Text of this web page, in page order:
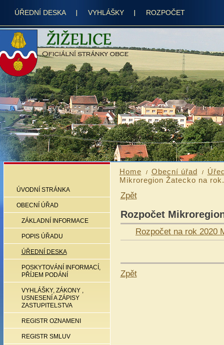
ÚŘEDNÍ DESKA VYHLÁŠKY ROZPOČET
ÚVODNÍ STRÁNKA
OBECNÍ ÚŘAD
ZÁKLADNÍ INFORMACE
POPIS ÚŘADU
ÚŘEDNÍ DESKA
POSKYTOVÁNÍ INFORMACÍ,
PŘÍJEM PODÁNÍ
VYHLÁŠKY, ZÁKONY ,
USNESENÍ A ZÁPISY
ZASTUPITELSTVA
REGISTR OZNAMENI
REGISTR SMLUV
Home Obecní úřad
Mikroregion Žatecko na
Zpět
Rozpočet
Rozpočet na rok 2020
Zpět